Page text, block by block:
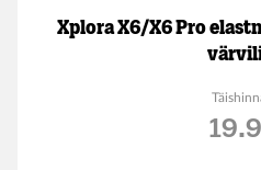
Xplora X6/X6 Pro